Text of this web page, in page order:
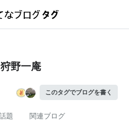
狩野一庵
このタグでブログを書く
題 関連ブログ